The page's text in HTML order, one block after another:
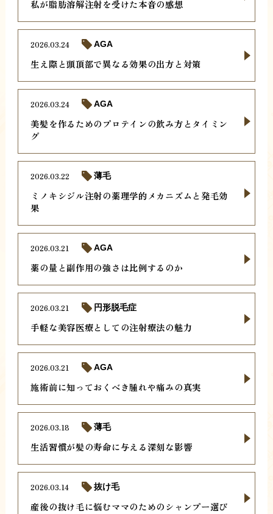
私が脂肪溶解注射を受けた本音の感想
生え際と頭頂部で異なる効果の出方と対策
2026.03.24 AGA
美髪を作るためのプロテインの飲み方とタイミン
グ
2026.03.24 AGA
ミノキシジル注射の薬理学的メカニズムと発毛効
果
2026.03.22 薄毛
薬の量と副作用の強さは比例するのか
2026.03.21 AGA
手軽な美容医療としての注射療法の魅力
2026.03.21 円形脱毛症
施術前に知っておくべき腫れや痛みの真実
2026.03.21 AGA
生活習慣が髪の寿命に与える深刻な影響
2026.03.18 薄毛
産後の抜け毛に悩むママのためのシャンプー選び
2026.03.14 抜け毛